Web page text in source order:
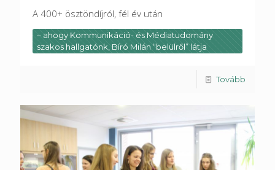
A 400+ ösztöndíjról, fél év után
– ahogy Kommunikáció- és Médiatudomány
szakos hallgatónk, Bíró Milán “belülről” látja
Tovább